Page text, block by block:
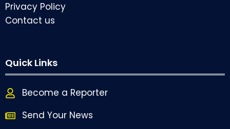
Privacy Policy
Contact us
Quick Links
Become a Reporter
Send Your News